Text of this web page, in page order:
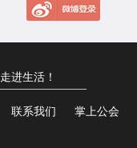
进生活！
联系我们 掌上公会